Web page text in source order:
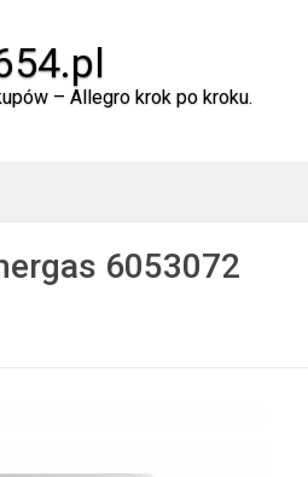
– Allegro krok po kroku.
6053072